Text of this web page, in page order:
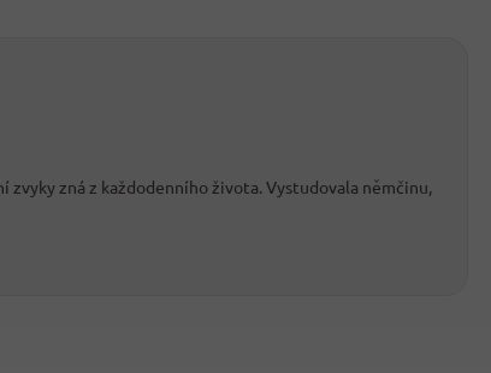
zná z každodenního života. Vystudovala němčinu,